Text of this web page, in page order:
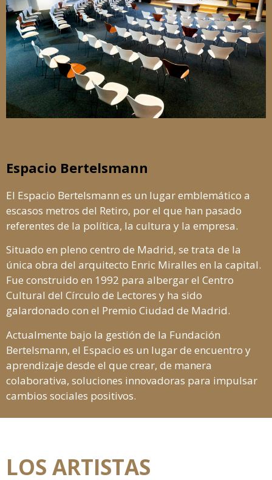
Espacio Bertelsmann
El Espacio Bertelsmann es un lugar emblemático a
escasos metros del Retiro, por el que han pasado
referentes de la política, la cultura y la empresa.
Situado en pleno centro de Madrid, se trata de la
única obra del arquitecto Enric Miralles en la capital.
Fue construido en 1992 para albergar el Centro
Cultural del Círculo de Lectores y ha sido
galardonado con el Premio Ciudad de Madrid.
Actualmente bajo la gestión de la Fundación
Bertelsmann, el Espacio es un lugar de encuentro y
aprendizaje desde el que crear, de manera
colaborativa, soluciones innovadoras para impulsar
cambios sociales positivos.
LOS ARTISTAS